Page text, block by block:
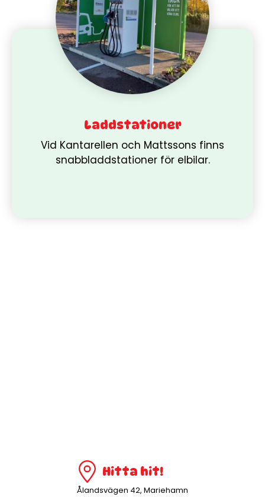
Laddstationer
Vid Kantarellen och Mattssons finns
snabbladdstationer för elbilar.
Hitta hit!
Ålandsvägen 42, Mariehamn